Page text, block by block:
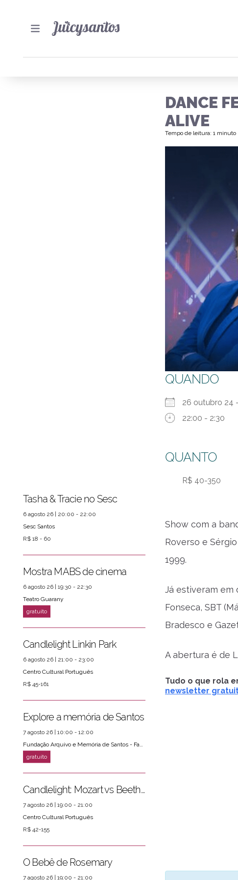
DANCE
ALIVE
Tempo de leitura: 1 minuto
QUANDO
26 outubro 24
22:00 - 2:30
QUANTO
R$ 40-350
Show com a
Roverso e
1999.
Já estiveram em
Fonseca, SBT
Bradesco e
A abertura é de
Tudo o que rola
newsletter
PRÓXIMOS EVENTOS
Tasha & Tracie no Sesc
6 agosto 26 | 20:00 - 22:00
Sesc Santos
R$ 18 - 60
Mostra MABS de cinema
6 agosto 26 | 19:30 - 22:30
Teatro Guarany
Candlelight Linkin Park
6 agosto 26 | 21:00 - 23:00
Centro Cultural Português
R$ 45-161
Explore a memória de Santos
7 agosto 26 | 10:00 - 12:00
Candlelight: Mozart vs Beethoven
7 agosto 26 | 19:00 - 21:00
Centro Cultural Português
R$ 42-155
O Bebê de Rosemary
7 agosto 26 | 19:00 - 21:00